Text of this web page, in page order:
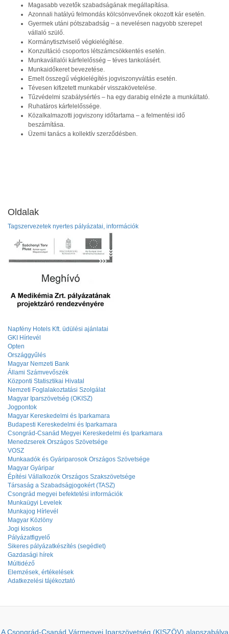
Magasabb vezetők szabadságának megállapítása.
Azonnali hatályú felmondás kölcsönvevőnek okozott kár esetén.
Gyermek utáni pótszabadság – a nevelésen nagyobb szerepet
vállaló szülő.
Kormánytisztviselő végkielégítése.
Konzultáció csoportos létszámcsökkentés esetén.
Munkavállalói kárfelelősség – téves tankolásért.
Munkaidőkeret bevezetése.
Emelt összegű végkielégítés jogviszonyváltás esetén.
Tévesen kifizetett munkabér visszakövetelése.
Tűzvédelmi szabálysértés – ha egy darabig elnézte a munkáltató.
Ruhatáros kárfelelőssége.
Közalkalmazotti jogviszony időtartama – a felmentési idő
beszámítása.
Üzemi tanács a kollektív szerződésben.
Oldalak
Tagszervezetek nyertes pályázatai, információk
Napfény Hotels Kft. üdülési ajánlatai
GKI Hírlevél
Opten
Országgyűlés
Magyar Nemzeti Bank
Állami Számvevőszék
Központi Statisztikai Hivatal
Nemzeti Foglalakoztatási Szolgálat
Magyar Iparszövetség (OKISZ)
Jogpontok
Magyar Kereskedelmi és Iparkamara
Budapesti Kereskedelmi és Iparkamara
Csongrád-Csanád Megyei Kereskedelmi és Iparkamara
Menedzserek Országos Szövetsége
VOSZ
Munkaadók és Gyáriparosok Országos Szövetsége
Magyar Gyáripar
Építési Vállalkozók Országos Szakszövetsége
Társaság a Szabadságjogokért (TASZ)
Csongrád megyei befektetési információk
Munkaügyi Levelek
Munkajog Hírlevél
Magyar Közlöny
Jogi kisokos
Pályázatfigyelő
Sikeres pályázatkészítés (segédlet)
Gazdasági hírek
Múltidéző
Elemzések, értékelések
Adatkezelési tájékoztató
A Csongrád-Csanád Vármegyei Iparszövetség (KISZÖV) alapszabálya